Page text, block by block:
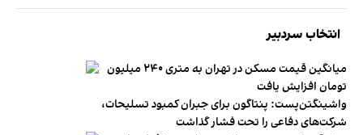
انتخاب سردبیر
میانگین قیمت مسکن در تهران به متری ۲۴۰ میلیون
تومان افزایش یافت
واشینگتن‌پست: پنتاگون برای جبران کمبود تسلیحات،
شرکت‌های دفاعی را تحت فشار گذاشت